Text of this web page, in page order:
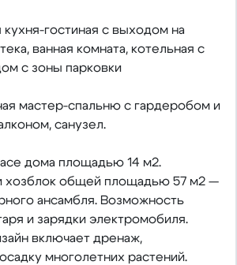
кухня-гостиная с выходом на
ванная комната, котельная с
с зоны парковки
мастер-спальню с гардеробом и
санузел.
дома площадью 14 м2.
хозблок общей площадью 57 м2 —
ансамбля. Возможность
и зарядки электромобиля.
включает дренаж,
многолетних растений.